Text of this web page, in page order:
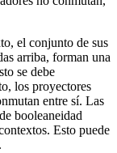
el conjunto de sus
arriba, forman una
se debe
los proyectores
entre sí. Las
booleaneidad
Esto puede